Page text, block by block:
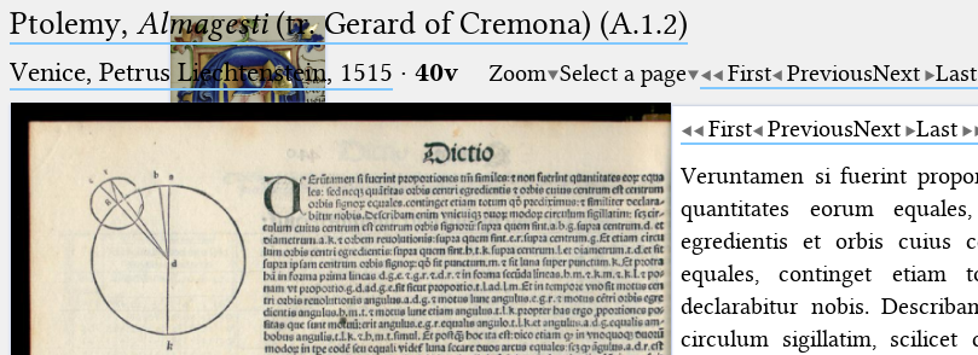
Ptolemaeus
Arabus et Latinus
🔎︎
Ptolemy, Almagesti(tr. Gerard of Cremona) (A.1.2)
Venice, Petrus Liechtenstein, 1515 · 40v Zoom Select a page First PreviousNext Last
First PreviousNext Last
Veruntamen si fuerint
quantitates eorum
egredientis et orbis cuius
equales, continget etiam
declarabitur nobis.
circulum sigillatim, scilicet